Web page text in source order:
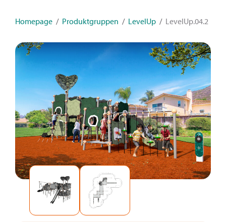
Kontakt
Homepage / Produktgruppen / LevelUp / LevelUp.04.2